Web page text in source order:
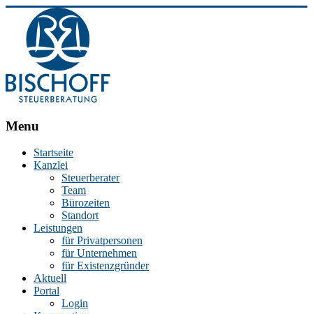
BISCHOFF
Stephan
Steuerberater
Essen
Menu
Startseite
Kanzlei
Steuerberater
Team
Bürozeiten
Standort
Leistungen
für Privatpersonen
für Unternehmen
für Existenzgründer
Aktuell
Portal
Login